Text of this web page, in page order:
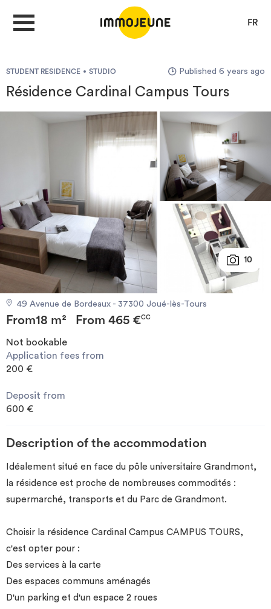
FR
PUBLISH AN OFFER
Propose accommodation
Cities
Blog
STUDENT RESIDENCE STUDIO Published 6 years ago
Résidence Cardinal Campus Tours
10
49 Avenue de Bordeaux - 37300 Joué-lès-Tours
From18 m² From 465 €CC
Not bookable
Application fees from
200 €
Deposit from
600 €
Description of the accommodation
Idéalement situé en face du pôle universitaire Grandmont,
la résidence est proche de nombreuses commodités :
supermarché, transports et du Parc de Grandmont.
Choisir la résidence Cardinal Campus CAMPUS TOURS,
c'est opter pour :
Des services à la carte
Des espaces communs aménagés
D'un parking et d'un espace 2 roues